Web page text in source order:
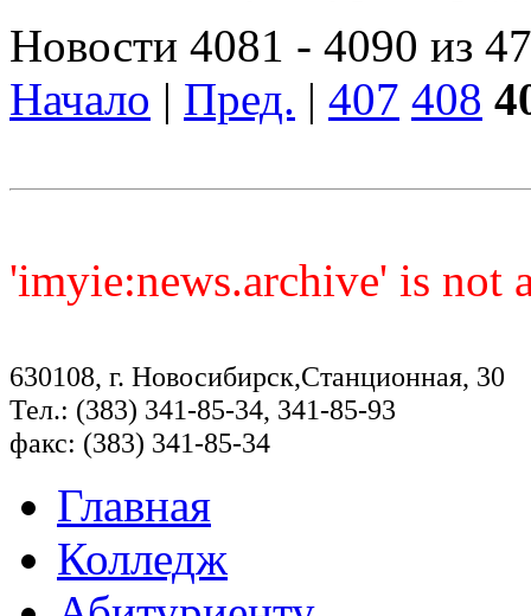
Новости 4081 - 4090 из
Начало | Пред. | 407 408
'imyie:news.archive' is not
630108, г. Новосибирск,Станционная, 30
Тел.: (383) 341-85-34, 341-85-93
факс: (383) 341-85-34
Главная
Колледж